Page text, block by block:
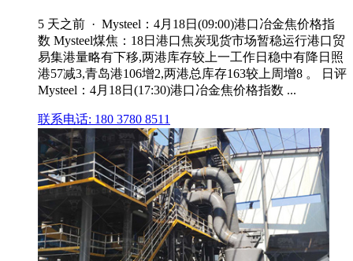
5 天之前 · Mysteel：4月18日(09:00)港口冶金焦价格指
数 Mysteel煤焦：18日港口焦炭现货市场暂稳运行港口贸
易集港量略有下移,两港库存较上一工作日稳中有降日照
港57减3,青岛港106增2,两港总库存163较上周增8 。 日评
Mysteel：4月18日(17:30)港口冶金焦价格指数 ...
联系电话: 180 3780 8511